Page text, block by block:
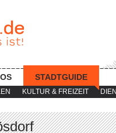
KULTUR & FREIZEIT
STADTGUIDE